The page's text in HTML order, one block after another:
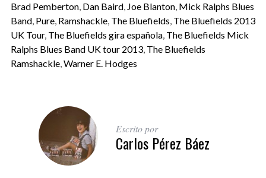
Brad Pemberton, Dan Baird, Joe Blanton, Mick Ralphs Blues
Band, Pure, Ramshackle, The Bluefields, The Bluefields 2013
UK Tour, The Bluefields gira española, The Bluefields Mick
Ralphs Blues Band UK tour 2013, The Bluefields
Ramshackle,Warner E. Hodges
Escrito por
Carlos Pérez Báez